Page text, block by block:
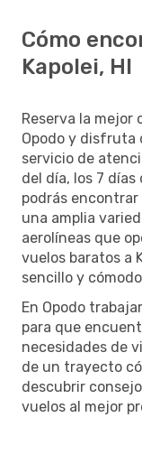
Cómo
Kapolei, HI
Reserva la mejor
Opodo y disfruta
servicio de
del día, los 7 días
podrás encontrar
una amplia
aerolíneas que
vuelos baratos a
sencillo y
En Opodo
para que
necesidades de
de un trayecto
descubrir
vuelos al mejor